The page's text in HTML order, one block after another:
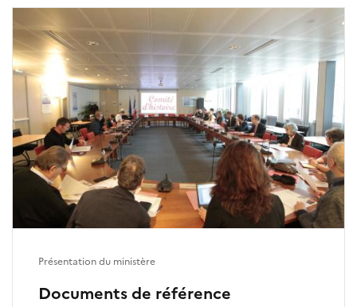
Documents de référence
Présentation du ministère